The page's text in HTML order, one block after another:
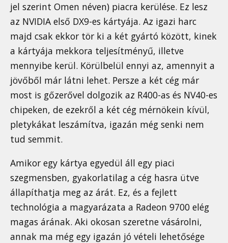
jel szerint Omen néven) piacra kerülése. Ez lesz
az NVIDIA első DX9-es kártyája. Az igazi harc
majd csak ekkor tör ki a két gyártó között, kinek
a kártyája mekkora teljesítményű, illetve
mennyibe kerül. Körülbelül ennyi az, amennyit a
jövőből már látni lehet. Persze a két cég már
most is gőzerővel dolgozik az R400-as és NV40-es
chipeken, de ezekről a két cég mérnökein kívül,
pletykákat leszámítva, igazán még senki nem
tud semmit.
Amikor egy kártya egyedül áll egy piaci
szegmensben, gyakorlatilag a cég hasra ütve
állapíthatja meg az árát. Ez, és a fejlett
technológia a magyarázata a Radeon 9700 elég
magas árának. Aki okosan szeretne vásárolni,
annak ma még egy igazán jó vételi lehetősége